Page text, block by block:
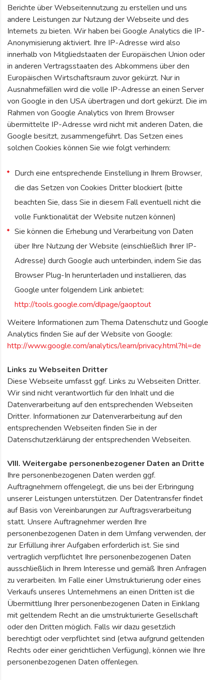
Berichte über Webseitennutzung zu erstellen und uns
andere Leistungen zur Nutzung der Webseite und des
Internets zu bieten. Wir haben bei Google Analytics die IP-
Anonymisierung aktiviert. Ihre IP-Adresse wird also
innerhalb von Mitgliedstaaten der Europäischen Union oder
in anderen Vertragsstaaten des Abkommens über den
Europäischen Wirtschaftsraum zuvor gekürzt. Nur in
Ausnahmefällen wird die volle IP-Adresse an einen Server
von Google in den USA übertragen und dort gekürzt. Die im
Rahmen von Google Analytics von Ihrem Browser
übermittelte IP-Adresse wird nicht mit anderen Daten, die
Google besitzt, zusammengeführt. Das Setzen eines
solchen Cookies können Sie wie folgt verhindern:
Durch eine entsprechende Einstellung in Ihrem Browser,
die das Setzen von Cookies Dritter blockiert (bitte
beachten Sie, dass Sie in diesem Fall eventuell nicht die
volle Funktionalität der Website nutzen können)
Sie können die Erhebung und Verarbeitung von Daten
über Ihre Nutzung der Website (einschließlich Ihrer IP-
Adresse) durch Google auch unterbinden, indem Sie das
Browser Plug-In herunterladen und installieren, das
Google unter folgendem Link anbietet:
http://tools.google.com/dlpage/gaoptout
Weitere Informationen zum Thema Datenschutz und Google
Analytics finden Sie auf der Website von Google:
http://www.google.com/analytics/learn/privacy.html?hl=de
Links zu Webseiten Dritter
Diese Webseite umfasst ggf. Links zu Webseiten Dritter.
Wir sind nicht verantwortlich für den Inhalt und die
Datenverarbeitung auf den entsprechenden Webseiten
Dritter. Informationen zur Datenverarbeitung auf den
entsprechenden Webseiten finden Sie in der
Datenschutzerklärung der entsprechenden Webseiten.
VIII. Weitergabe personenbezogener Daten an Dritte
Ihre personenbezogenen Daten werden ggf.
Auftragnehmern offengelegt, die uns bei der Erbringung
unserer Leistungen unterstützen. Der Datentransfer findet
auf Basis von Vereinbarungen zur Auftragsverarbeitung
statt. Unsere Auftragnehmer werden Ihre
personenbezogenen Daten in dem Umfang verwenden, der
zur Erfüllung ihrer Aufgaben erforderlich ist. Sie sind
vertraglich verpflichtet Ihre personenbezogenen Daten
ausschließlich in Ihrem Interesse und gemäß Ihren Anfragen
zu verarbeiten. Im Falle einer Umstrukturierung oder eines
Verkaufs unseres Unternehmens an einen Dritten ist die
Übermittlung Ihrer personenbezogenen Daten in Einklang
mit geltendem Recht an die umstrukturierte Gesellschaft
oder den Dritten möglich. Falls wir dazu gesetzlich
berechtigt oder verpflichtet sind (etwa aufgrund geltenden
Rechts oder einer gerichtlichen Verfügung), können wie Ihre
personenbezogenen Daten offenlegen.